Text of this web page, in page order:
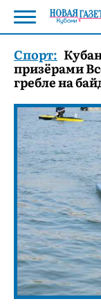
Спорт:
призёрами
гребле на